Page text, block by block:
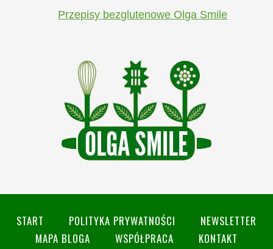
Przepisy bezglutenowe Olga Smile
START POLITYKA PRYWATNOŚCI
NEWSLETTER
MAPA BLOGA
WSPÓŁPRACA
KONTAKT